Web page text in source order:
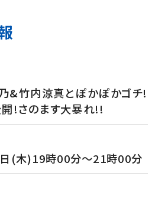
&竹内涼真とぽかぽかゴチ!
!さのます大暴れ!!
(木)19時00分～21時00分